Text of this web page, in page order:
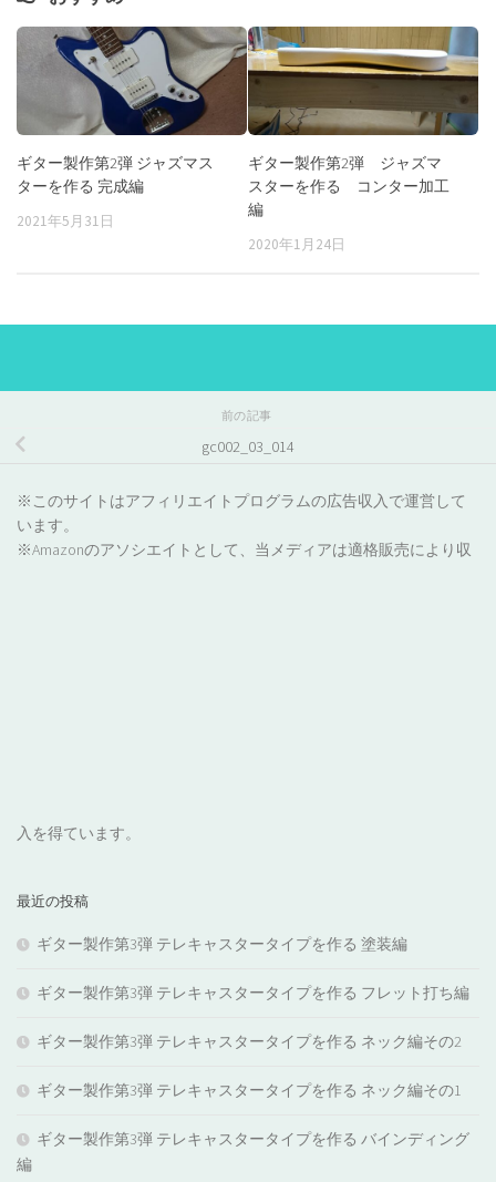
ギター製作第2弾 ジャズマス
ターを作る 完成編
2021年5月31日
ギター製作第2弾 ジャズマ
スターを作る コンター加工
編
2020年1月24日
前の記事
gc002_03_014
※このサイトはアフィリエイトプログラムの広告収入で運営して
います。
※Amazonのアソシエイトとして、当メディアは適格販売により収
入を得ています。
最近の投稿
ギター製作第3弾 テレキャスタータイプを作る 塗装編
ギター製作第3弾 テレキャスタータイプを作る フレット打ち編
ギター製作第3弾 テレキャスタータイプを作る ネック編その2
ギター製作第3弾 テレキャスタータイプを作る ネック編その1
ギター製作第3弾 テレキャスタータイプを作る バインディング
編